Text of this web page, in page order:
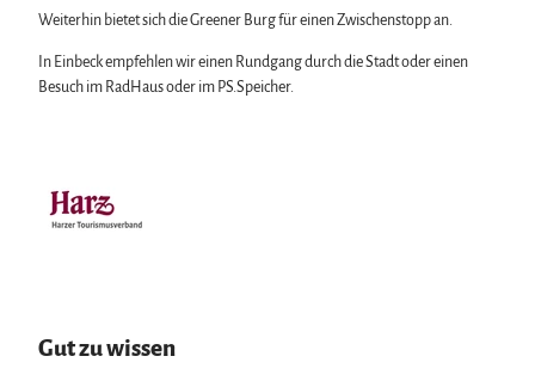
Weiterhin bietet sich die Greener Burg für einen Zwischenstopp an.
In Einbeck empfehlen wir einen Rundgang durch die Stadt oder einen
Besuch im RadHaus oder im PS.Speicher.
Gut zu wissen